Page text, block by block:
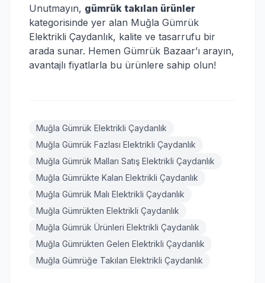
Unutmayın, gümrük takılan ürünler
kategorisinde yer alan Muğla Gümrük
Elektrikli Çaydanlık, kalite ve tasarrufu bir
arada sunar. Hemen Gümrük Bazaar’ı arayın,
avantajlı fiyatlarla bu ürünlere sahip olun!
Muğla Gümrük Elektrikli Çaydanlık
Muğla Gümrük Fazlası Elektrikli Çaydanlık
Muğla Gümrük Malları Satış Elektrikli Çaydanlık
Muğla Gümrükte Kalan Elektrikli Çaydanlık
Muğla Gümrük Malı Elektrikli Çaydanlık
Muğla Gümrükten Elektrikli Çaydanlık
Muğla Gümrük Ürünleri Elektrikli Çaydanlık
Muğla Gümrükten Gelen Elektrikli Çaydanlık
Muğla Gümrüğe Takılan Elektrikli Çaydanlık